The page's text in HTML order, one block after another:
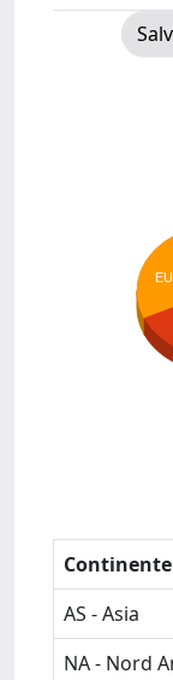
EU
Continente
AS - Asia
NA - Nord